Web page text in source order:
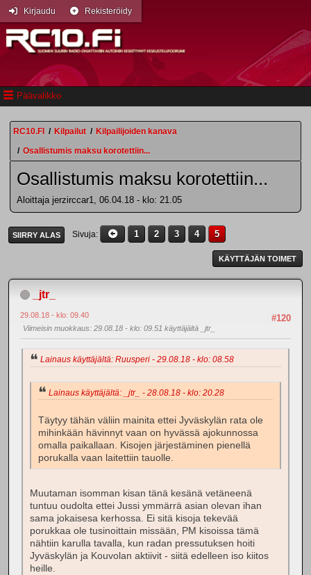
Päävalikko
Kirjaudu Rekisteröidy
RC10.FI / Kilpailut / Kilpailijoiden kanava
/ Osallistumis maksu korotettiin...
Osallistumis maksu korotettiin...
Aloittaja jerzirccar1, 06.04.18 - klo: 21.05
SIIRRY ALAS Sivuja 1 2 3 4 5
KÄYTTÄJÄN TOIMET
_jtr_
#120
29.08.18 - klo: 09.40
Viimeisin muokkaus: 29.08.18 - klo: 09.51 käyttäjältä _jtr_
Lainaus käyttäjältä: Ruusperi - 29.08.18 - klo: 08.58
Lainaus käyttäjältä: _jtr_ - 28.08.18 - klo: 20.28
Täytyy tähän väliin mainita ettei Jyväskylän rata ole
mihinkään hävinnyt vaan on hyvässä ajokunnossa
omalla paikallaan. Kisojen järjestäminen pienellä
porukalla vaan laitettiin tauolle.
Muutaman isomman kisan tänä kesänä vetäneenä
tuntuu oudolta ettei Jussi ymmärrä asian olevan ihan
sama jokaisesa kerhossa. Ei sitä kisoja tekevää
porukkaa ole tusinoittain missään, PM kisoissa tämä
nähtiin karulla tavalla, kun radan pressutuksen hoiti
Jyväskylän ja Kouvolan aktiivit - siitä edelleen iso kiitos
heille.